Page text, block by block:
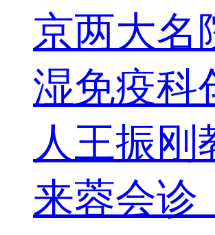
京两大名
湿免疫科
人王振刚
来蓉会诊